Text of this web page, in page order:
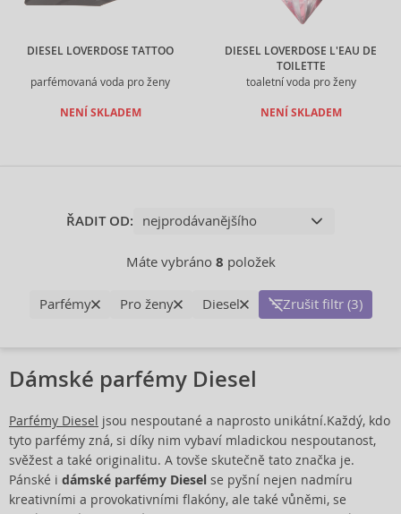
DIESEL LOVERDOSE TATTOO
parfémovaná voda pro ženy
NENÍ SKLADEM
DIESEL LOVERDOSE L'EAU DE
TOILETTE
toaletní voda pro ženy
NENÍ SKLADEM
ŘADIT OD:
Máte vybráno 8 položek
Parfémy Pro ženy Diesel Zrušit filtr (3)
Dámské parfémy Diesel
Parfémy Diesel jsou nespoutané a naprosto unikátní.Každý, kdo
tyto parfémy zná, si díky nim vybaví mladickou nespoutanost,
svěžest a také originalitu. A tovše skutečně tato značka je.
Pánské i dámské parfémy Diesel se pyšní nejen nadmíru
kreativními a provokativními flakóny, ale také vůněmi, se